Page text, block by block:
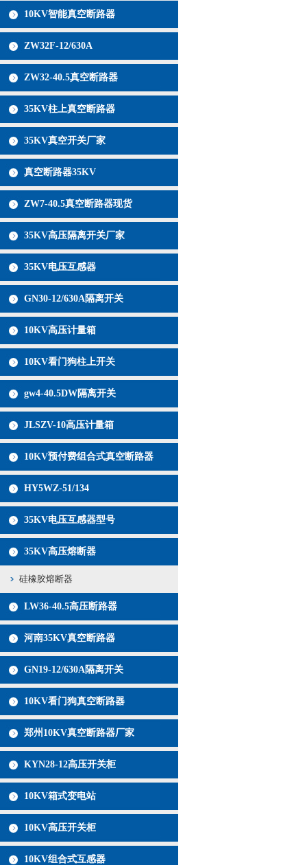
10KV智能真空断路器
ZW32F-12/630A
ZW32-40.5真空断路器
35KV柱上真空断路器
35KV真空开关厂家
真空断路器35KV
ZW7-40.5真空断路器现货
35KV高压隔离开关厂家
35KV电压互感器
GN30-12/630A隔离开关
10KV高压计量箱
10KV看门狗柱上开关
gw4-40.5DW隔离开关
JLSZV-10高压计量箱
10KV预付费组合式真空断路器
HY5WZ-51/134
35KV电压互感器型号
35KV高压熔断器
硅橡胶熔断器
LW36-40.5高压断路器
河南35KV真空断路器
GN19-12/630A隔离开关
10KV看门狗真空断路器
郑州10KV真空断路器厂家
KYN28-12高压开关柜
10KV箱式变电站
10KV高压开关柜
10KV组合式互感器